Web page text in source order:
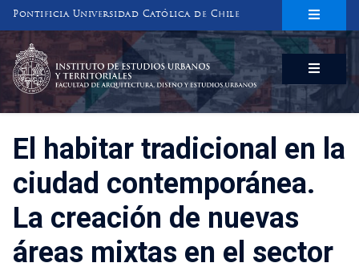
Pontificia Universidad Católica de Chile
INSTITUTO DE ESTUDIOS URBANOS
Y TERRITORIALES
FACULTAD DE ARQUITECTURA, DISEÑO Y ESTUDIOS URBANOS
El habitar tradicional en la
ciudad contemporánea.
La creación de nuevas
áreas mixtas en el sector